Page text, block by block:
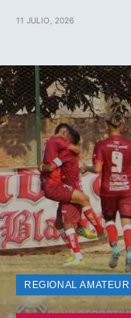
11 JULIO, 2026
REGIONAL AMATEUR